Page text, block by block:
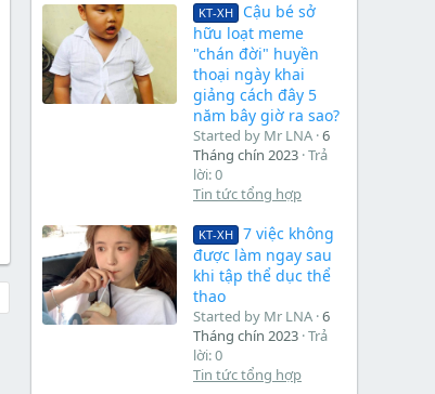
KT-XH
Cậu bé sở
hữu loạt meme
"chán đời" huyền
thoại ngày khai
giảng cách đây 5
năm bây giờ ra sao?
Started by Mr LNA 6
Tháng chín 2023 Trả
lời: 0
Tin tức tổng hợp
KT-XH
7 việc không
được làm ngay sau
khi tập thể dục thể
thao
Started by Mr LNA 6
Tháng chín 2023 Trả
lời: 0
Tin tức tổng hợp